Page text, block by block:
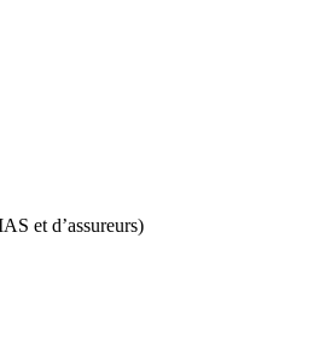
et d’assureurs)